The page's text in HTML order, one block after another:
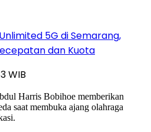
5G di Semarang,
dan Kuota
WIB